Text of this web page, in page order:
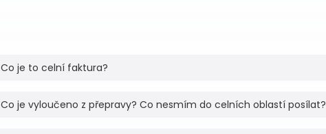
Co je to celní faktura?
Co je vyloučeno z přepravy? Co nesmím do celních oblastí posílat?